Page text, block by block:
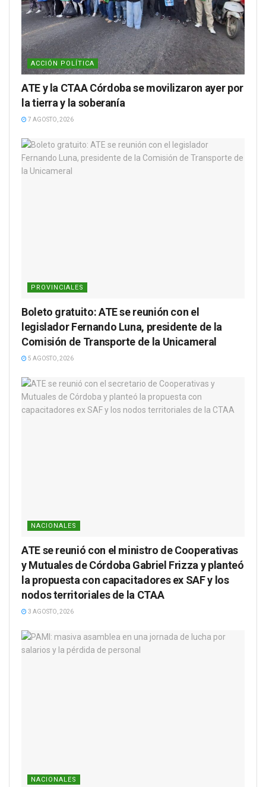
ACCIÓN POLÍTICA
ATE y la CTAA Córdoba se movilizaron ayer por
la tierra y la soberanía
7 AGOSTO, 2026
PROVINCIALES
Boleto gratuito: ATE se reunión con el
legislador Fernando Luna, presidente de la
Comisión de Transporte de la Unicameral
5 AGOSTO, 2026
NACIONALES
ATE se reunió con el ministro de Cooperativas
y Mutuales de Córdoba Gabriel Frizza y planteó
la propuesta con capacitadores ex SAF y los
nodos territoriales de la CTAA
3 AGOSTO, 2026
NACIONALES